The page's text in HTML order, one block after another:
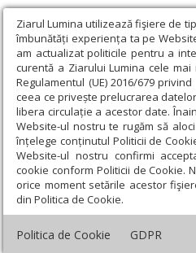
Ziarul Lumina utilizează fişiere de
îmbunătăți experiența ta pe
am actualizat politicile pentru a
curentă a Ziarului Lumina cele
Regulamentul (UE) 2016/679
ceea ce privește prelucrarea
libera circulație a acestor date.
Website-ul nostru te rugăm să
înțelege conținutul Politicii de
Website-ul nostru confirmi
cookie conform Politicii de Cookie.
orice moment setările acestor
din Politica de Cookie.
Politica de Cookie GDPR
Ziarul Lumina › Actualitate
Domnului în Ierusalim la Mănăstirea
Suceava”
Praznicul Intrării
Mănăstirea „Sfântul
Suceava”